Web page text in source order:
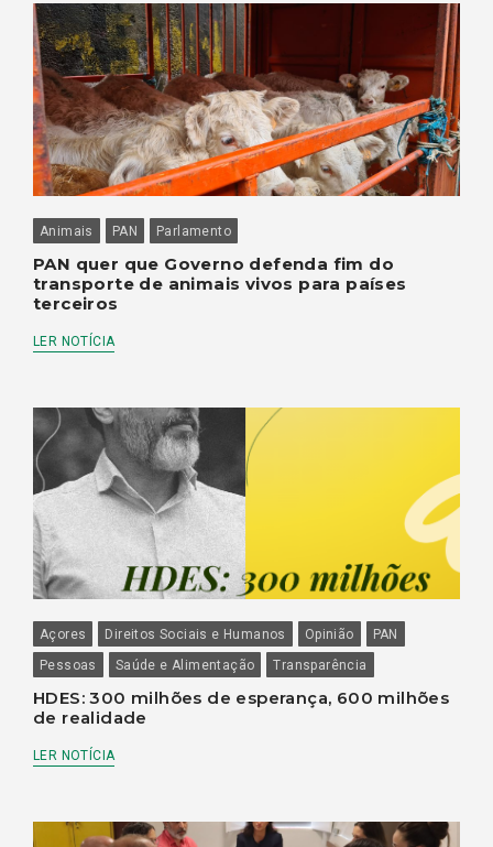
Animais PAN Parlamento
PAN quer que Governo defenda fim do
transporte de animais vivos para países
terceiros
LER NOTÍCIA
Açores Direitos Sociais e Humanos Opinião
PAN
Pessoas
Saúde e Alimentação Transparência
HDES: 300 milhões de esperança, 600 milhões
de realidade
LER NOTÍCIA